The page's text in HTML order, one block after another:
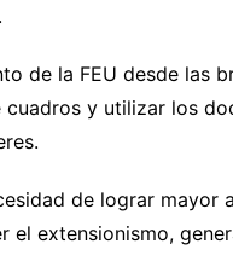
de la FEU desde las
y utilizar los
de lograr mayor
el extensionismo,